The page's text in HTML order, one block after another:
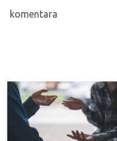
komentara